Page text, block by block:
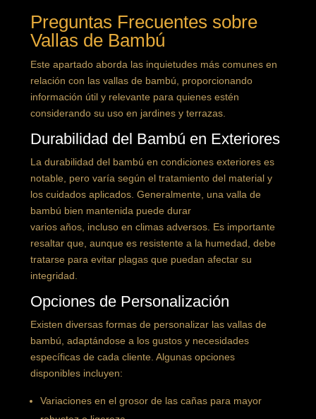
Preguntas Frecuentes sobre
Vallas de Bambú
Este apartado aborda las inquietudes más comunes en
relación con las vallas de bambú, proporcionando
información útil y relevante para quienes estén
considerando su uso en jardines y terrazas.
Durabilidad del Bambú en Exteriores
La durabilidad del bambú en condiciones exteriores es
notable, pero varía según el tratamiento del material y
los cuidados aplicados. Generalmente, una valla de
bambú bien mantenida puede durar
varios años, incluso en climas adversos. Es importante
resaltar que, aunque es resistente a la humedad, debe
tratarse para evitar plagas que puedan afectar su
integridad.
Opciones de Personalización
Existen diversas formas de personalizar las vallas de
bambú, adaptándose a los gustos y necesidades
específicas de cada cliente. Algunas opciones
disponibles incluyen:
Variaciones en el grosor de las cañas para mayor